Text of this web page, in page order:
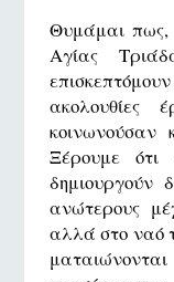
Θυμάμαι πως,
Αγίας
ακολουθίες
κοινωνούσαν
Ξέρουμε ότι
δημιουργούν
ανώτερους
αλλά στο ναό